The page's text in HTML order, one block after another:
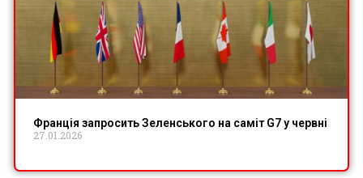
Франція запросить Зеленського на саміт G7 у червні
27.01.2026